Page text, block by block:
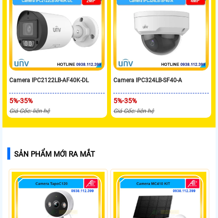
Camera IPC2122LB-AF40K-DL
5%-35%
Giá Gốc: liên hệ
Camera IPC324LB-SF40-A
5%-35%
Giá Gốc: liên hệ
SẢN PHẨM MỚI RA MẮT